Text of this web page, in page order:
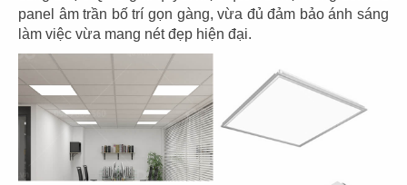
panel âm trần bố trí gọn gàng, vừa đủ đảm bảo ánh sáng
làm việc vừa mang nét đẹp hiện đại.
THIẾT KẾ VĂN PHÒNG WRAPIOUS
Chủ đầu tư: Công ty TNHH Wrapious Laboratory
Diện tích: 285m2
Địa điểm: 54/1B Bạch Đằng, P.2, Q. Tân Bình,
TP.HCM
CHI TIẾT